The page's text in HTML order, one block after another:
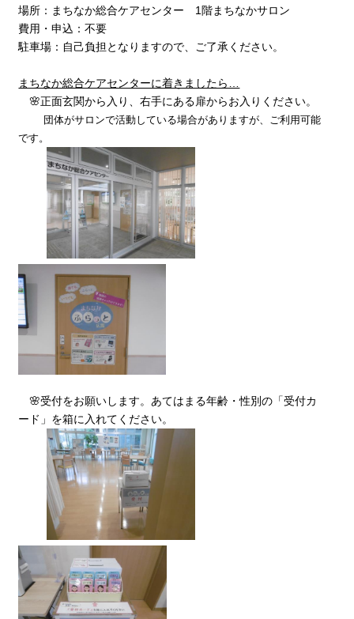
場所：まちなか総合ケアセンター 1階まちなかサロン
費用・申込：不要
駐車場：自己負担となりますので、ご了承ください。
まちなか総合ケアセンターに着きましたら…
🌸正面玄関から入り、右手にある扉からお入りください。
団体がサロンで活動している場合がありますが、ご利用可能
です。
🌸受付をお願いします。あてはまる年齢・性別の「受付カ
ード」を箱に入れてください。